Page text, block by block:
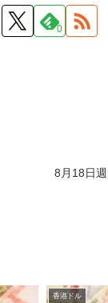
0
8月18日
香港ドル